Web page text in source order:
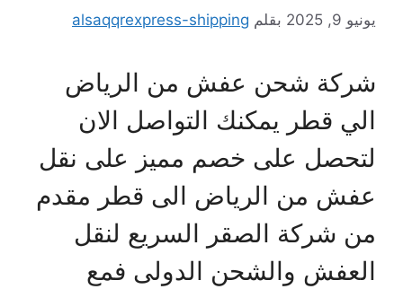
9, 2025 بقلم alsaqqrexpress-shipping
شحن عفش من الرياض
قطر يمكنك التواصل الان
على خصم مميز على نقل
من الرياض الى قطر مقدم
شركة الصقر السريع لنقل
والشحن الدولى فمع